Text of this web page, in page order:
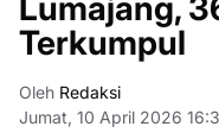
Lumajang,
Terkumpul
Oleh Redaksi
Jumat, 10 April 2026